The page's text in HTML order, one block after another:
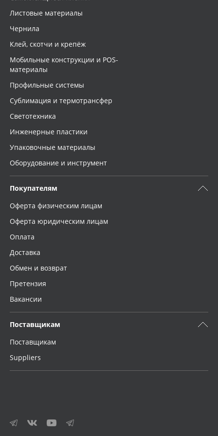
Oracal 641
Orajet 3640
Плёнка монтажная Oratape
ПЭТ листовой
ПЭТ бэклит
Баннер
Заготовки для сувениров
Листовые материалы
Чернила
Клей, скотчи и крепёж
Мобильные конструкции и POS-
материалы
Профильные системы
Сублимация и термотрансфер
Светотехника
Инженерные пластики
Упаковочные материалы
Оборудование и инструмент
Покупателям
Оферта физическим лицам
Оферта юридическим лицам
Оплата
Доставка
Обмен и возврат
Претензия
Вакансии
Поставщикам
Поставщикам
Suppliers